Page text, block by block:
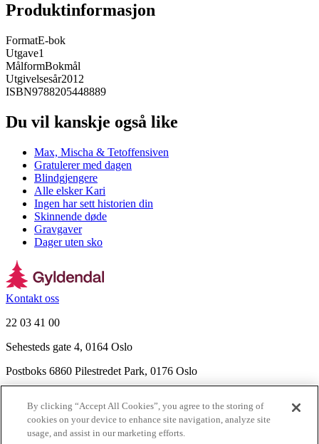
Produktinformasjon
FormatE-bok
Utgave1
MålformBokmål
Utgivelsesår2012
ISBN9788205448889
Du vil kanskje også like
Max, Mischa & Tetoffensiven
Gratulerer med dagen
Blindgjengere
Alle elsker Kari
Ingen har sett historien din
Skinnende døde
Gravgaver
Dager uten sko
Kontakt oss
22 03 41 00
Sehesteds gate 4, 0164 Oslo
Postboks 6860 Pilestredet Park, 0176 Oslo
Nyhetsbrev
Ledige stillinger
By clicking “Accept All Cookies”, you agree to the storing of
cookies on your device to enhance site navigation, analyze site
usage, and assist in our marketing efforts.